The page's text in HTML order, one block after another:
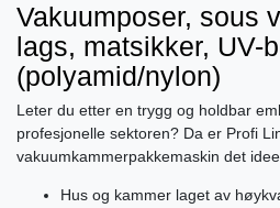
Vakuumposer, sous
lags, matsikker, UV-
(polyamid/nylon)
Leter du etter en trygg og holdbar
profesjonelle sektoren? Da er Profi
vakuumkammerpakkemaskin det
Hus og kammer laget av